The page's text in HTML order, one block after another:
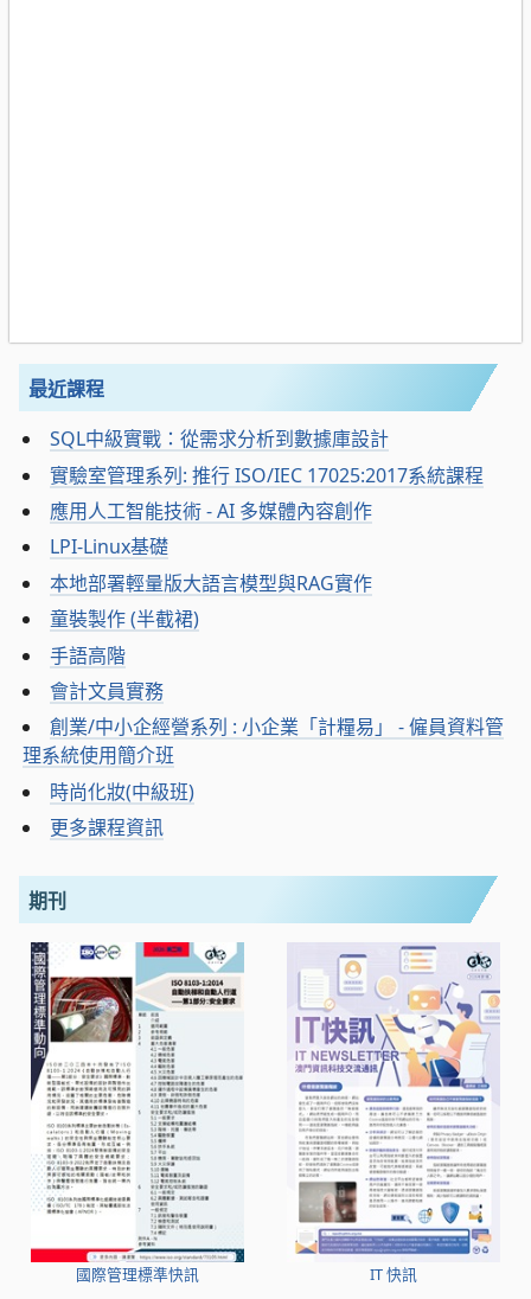
最近課程
SQL中級實戰：從需求分析到數據庫設計
實驗室管理系列: 推行 ISO/IEC 17025:2017系統課程
應用人工智能技術 - AI 多媒體內容創作
LPI-Linux基礎
本地部署輕量版大語言模型與RAG實作
童裝製作 (半截裙)
手語高階
會計文員實務
創業/中小企經營系列 : 小企業「計糧易」 - 僱員資料管
理系統使用簡介班
時尚化妝(中級班)
更多課程資訊
期刊
國際管理標準快訊 IT 快訊